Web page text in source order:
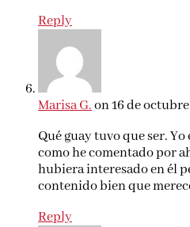
Reply
Marisa G.on 16 de octubre
Qué guay tuvo que ser.
como he comentado por
hubiera interesado en él
contenido bien que
Reply